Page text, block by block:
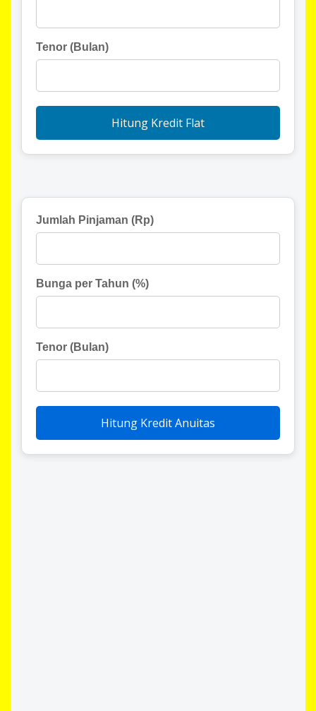
Tenor (Bulan)
Hitung Kredit Flat
Jumlah Pinjaman (Rp)
Bunga per Tahun (%)
Tenor (Bulan)
Hitung Kredit Anuitas